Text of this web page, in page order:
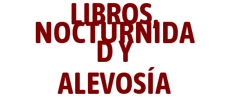
LIBROS,
NOCTURNIDA
D Y
ALEVOSÍA